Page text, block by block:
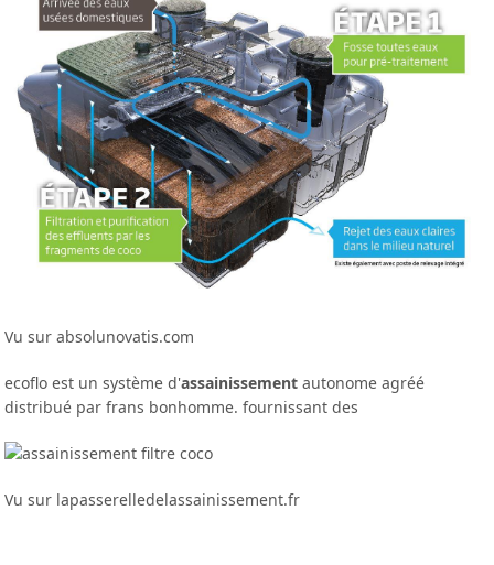
Vu sur absolunovatis.com
ecoflo est un système d'assainissement autonome agréé
distribué par frans bonhomme. fournissant des
Vu sur lapasserelledelassainissement.fr